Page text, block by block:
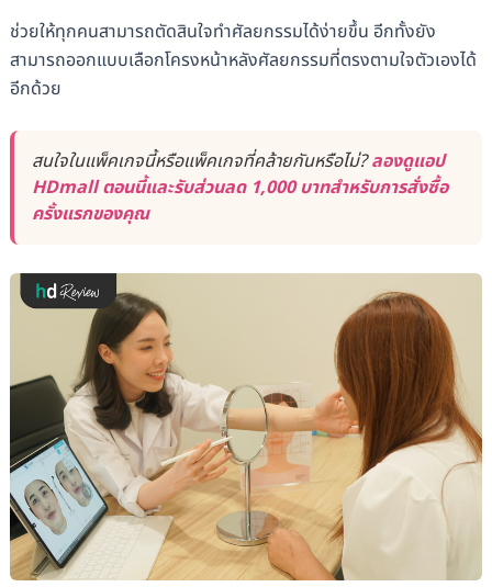
ช่วยให้ทุกคนสามารถตัดสินใจทำศัลยกรรมได้ง่ายขึ้น อีกทั้งยัง
สามารถออกแบบเลือกโครงหน้าหลังศัลยกรรมที่ตรงตามใจตัวเองได้
อีกด้วย
สนใจในแพ็คเกจนี้หรือแพ็คเกจที่คล้ายกันหรือไม่?ลองดูแอป
HDmall ตอนนี้และรับส่วนลด 1,000 บาทสำหรับการสั่งซื้อ
ครั้งแรกของคุณ